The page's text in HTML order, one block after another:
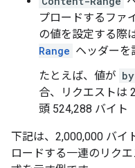
プロードするファ
の値を設定する際
Range ヘッダーを
たとえば、値が
合、リクエストは
頭 524,288 バイト
下記は、2,000,000 バイ
ロードする一連のリク